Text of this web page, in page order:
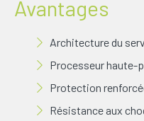
Avantages
Architecture du
Processeur haute-
Protection
Résistance aux